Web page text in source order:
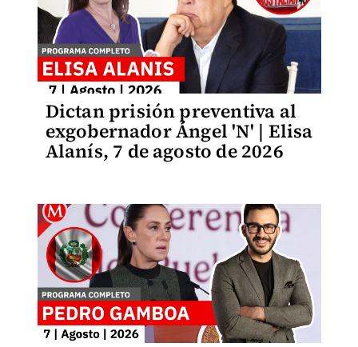
Dictan prisión preventiva al
exgobernador Ángel 'N' | Elisa
Alanís, 7 de agosto de 2026